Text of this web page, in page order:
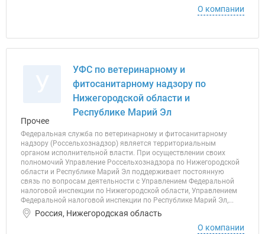
О компании
УФС по ветеринарному и
фитосанитарному надзору по
Нижегородской области и
Республике Марий Эл
Прочее
Федеральная служба по ветеринарному и фитосанитарному
надзору (Россельхознадзор) является территориальным
органом исполнительной власти. При осуществлении своих
полномочий Управление Россельхознадзора по Нижегородской
области и Республике Марий Эл поддерживает постоянную
связь по вопросам деятельности с Управлением Федеральной
налоговой инспекции по Нижегородской области, Управлением
Федеральной налоговой инспекции по Республике Марий Эл,...
Россия, Нижегородская область
О компании